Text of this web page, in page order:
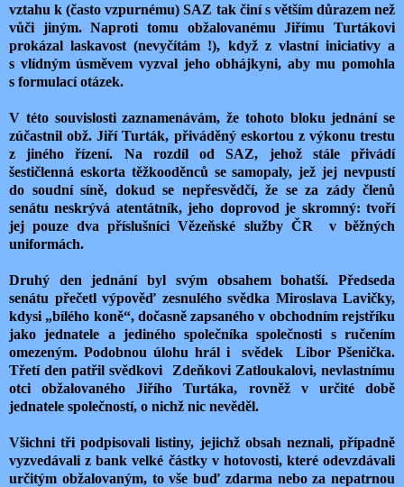
vztahu k (často vzpurnému) SAZ tak činí s větším důrazem než
vůči jiným. Naproti tomu obžalovanému Jiřímu Turtákovi
prokázal laskavost (nevyčítám !), když z vlastní iniciativy a
s vlídným úsměvem vyzval jeho obhájkyni, aby mu pomohla
s formulací otázek.
V této souvislosti zaznamenávám, že tohoto bloku jednání se
zúčastnil obž. Jiří Turták, přiváděný eskortou z výkonu trestu
z jiného řízení. Na rozdíl od SAZ, jehož stále přivádí
šestičlenná eskorta těžkooděnců se samopaly, jež jej nevpustí
do soudní síně, dokud se nepřesvědčí, že se za zády členů
senátu neskrývá atentátník, jeho doprovod je skromný: tvoří
jej pouze dva příslušníci Vězeňské služby ČR v běžných
uniformách.
Druhý den jednání byl svým obsahem bohatší. Předseda
senátu přečetl výpověď zesnulého svědka Miroslava Lavičky,
kdysi „bílého koně“, dočasně zapsaného v obchodním rejstříku
jako jednatele a jediného společníka společnosti s ručením
omezeným. Podobnou úlohu hrál i svědek Libor Pšenička.
Třetí den patřil svědkovi Zdeňkovi Zatloukalovi, nevlastnímu
otci obžalovaného Jiřího Turtáka, rovněž v určité době
jednatele společností, o nichž nic nevěděl.
Všichni tři podpisovali listiny, jejichž obsah neznali, případně
vyzvedávali z bank velké částky v hotovosti, které odevzdávali
určitým obžalovaným, to vše buď zdarma nebo za nepatrnou